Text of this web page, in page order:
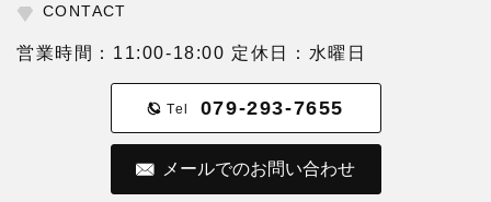
CONTACT
営業時間：11:00-18:00 定休日：水曜日
Tel 079-293-7655
メールでのお問い合わせ